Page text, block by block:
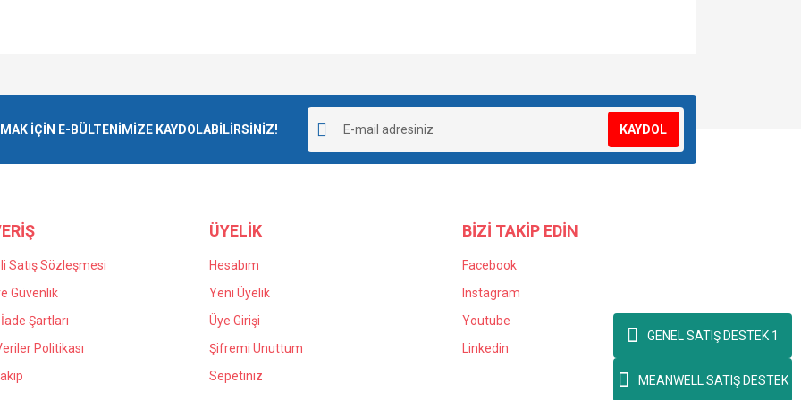
Gönder
İÇİN E-BÜLTENİMİZE KAYDOLABİLİRSİNİZ! KAYDOL
Satış Sözleşmesi
Güvenlik
Şartları
Politikası
ÜYELİK
Hesabım
Yeni Üyelik
Üye Girişi
Şifremi Unuttum
Sepetiniz
BİZİ TAKİP EDİN
Facebook
Instagram
Youtube
Linkedin
GENEL SATIŞ DESTEK 1
MEANWELL SATIŞ DESTEK